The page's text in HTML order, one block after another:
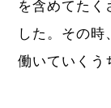
を含めてたく
した。その時
働いていくう